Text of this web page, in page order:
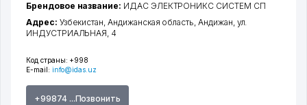
Код страны: +998
E-mail: info@idas.uz
+99874 ...Позвонить
Брендовое название: ИДАС ЭЛЕКТРОНИКС СИСТЕМ СП
Адрес: Узбекистан,Андижанская область,Андижан, ул.
ИНДУСТРИАЛЬНАЯ, 4